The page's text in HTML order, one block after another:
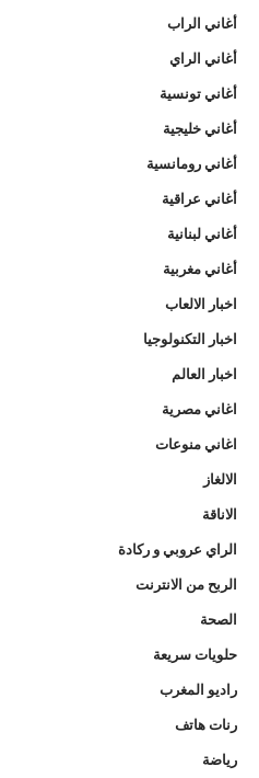
أغاني الراب
أغاني الراي
أغاني تونسية
أغاني خليجية
أغاني رومانسية
أغاني عراقية
أغاني لبنانية
أغاني مغربية
اخبار الالعاب
اخبار التكنولوجيا
اخبار العالم
اغاني مصرية
اغاني منوعات
الالغاز
الاناقة
الراي عروبي و ركادة
الربح من الانترنت
الصحة
حلويات سريعة
راديو المغرب
رنات هاتف
رياضة